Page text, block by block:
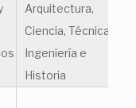
Arquitectura,
Ciencia, Técnica,
Ingeniería e
Historia